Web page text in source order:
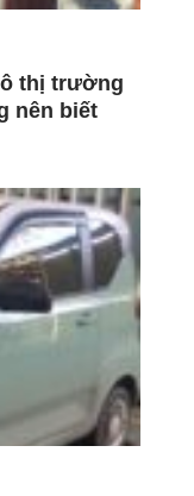
thị trường
nên biết